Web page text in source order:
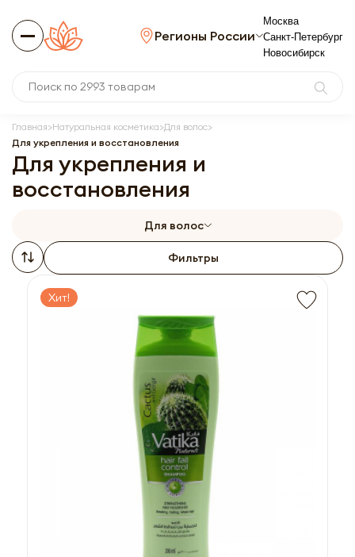
Регионы России
Москва
Санкт-Петербург
Новосибирск
Главная Натуральная косметика Для волос
Для укрепления и восстановления
Для укрепления и
восстановления
Для волос
Фильтры
Хит!